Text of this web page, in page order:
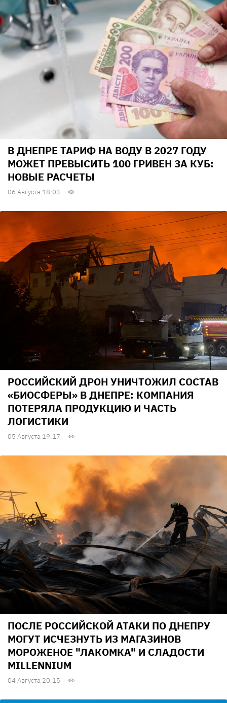
В ДНЕПРЕ ТАРИФ НА ВОДУ В 2027 ГОДУ
МОЖЕТ ПРЕВЫСИТЬ 100 ГРИВЕН ЗА КУБ:
НОВЫЕ РАСЧЕТЫ
06 Августа 18:03
РОССИЙСКИЙ ДРОН УНИЧТОЖИЛ СОСТАВ
«БИОСФЕРЫ» В ДНЕПРЕ: КОМПАНИЯ
ПОТЕРЯЛА ПРОДУКЦИЮ И ЧАСТЬ
ЛОГИСТИКИ
05 Августа 19:17
ПОСЛЕ РОССИЙСКОЙ АТАКИ ПО ДНЕПРУ
МОГУТ ИСЧЕЗНУТЬ ИЗ МАГАЗИНОВ
МОРОЖЕНОЕ "ЛАКОМКА" И СЛАДОСТИ
MILLENNIUM
04 Августа 20:15